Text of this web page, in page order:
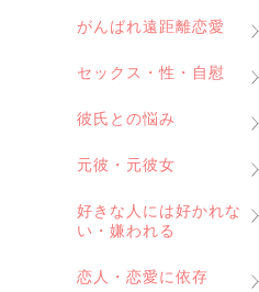
がんばれ遠距離恋愛
セックス・性・自慰
彼氏との悩み
元彼・元彼女
好きな人には好かれな
い・嫌われる
恋人・恋愛に依存